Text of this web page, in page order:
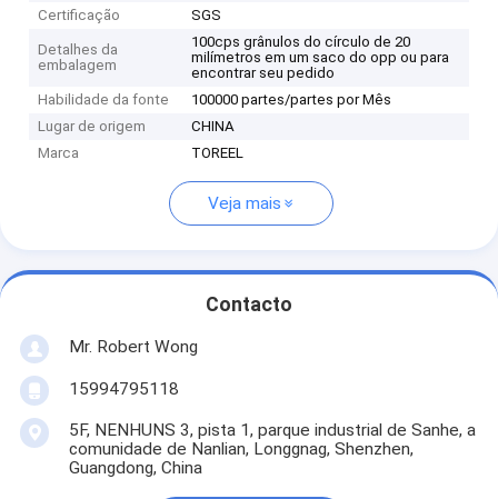
Certificação
SGS
Detalhes da
embalagem
100cps grânulos do círculo de 20
milímetros em um saco do opp ou para
encontrar seu pedido
Habilidade da fonte
100000 partes/partes por Mês
Lugar de origem
CHINA
Marca
TOREEL
Veja mais
Contacto
Mr. Robert Wong
15994795118
5F, NENHUNS 3, pista 1, parque industrial de Sanhe, a
comunidade de Nanlian, Longgnag, Shenzhen,
Guangdong, China